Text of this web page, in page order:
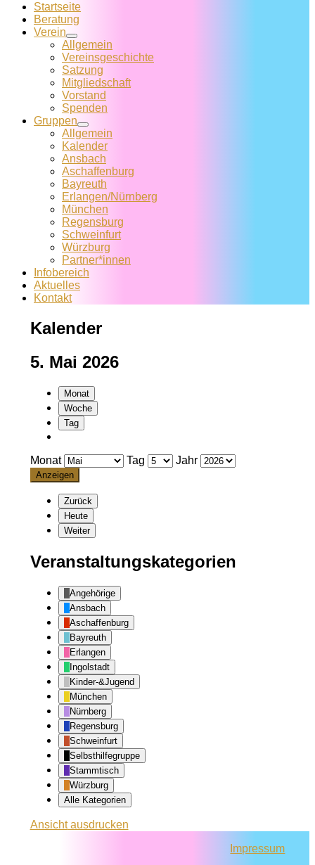
Startseite
Beratung
Verein
Allgemein
Vereins­geschichte
Satzung
Mitglied­schaft
Vorstand
Spenden
Gruppen
Allgemein
Kalender
Ansbach
Aschaffenburg
Bayreuth
Erlangen/Nürnberg
München
Regensburg
Schweinfurt
Würzburg
Partner*innen
Infobereich
Aktuelles
Kontakt
Kalender
5. Mai 2026
Monat
Woche
Tag
Monat Tag Jahr
Zurück
Heute
Weiter
Veranstaltungskategorien
Angehörige
Ansbach
Aschaffenburg
Bayreuth
Erlangen
Ingolstadt
Kinder-&Jugend
München
Nürnberg
Regensburg
Schweinfurt
Selbsthilfegruppe
Stammtisch
Würzburg
Alle Kategorien
Ansichtausdrucken
Impressum